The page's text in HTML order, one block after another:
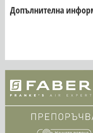
Допълнителна